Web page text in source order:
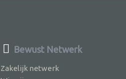
Bewust Netwerk
Zakelijk netwerk